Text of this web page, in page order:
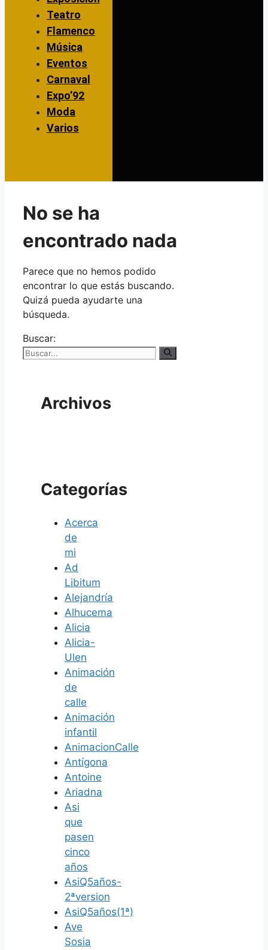
Teatro
Flamenco
Música
Eventos
Carnaval
Expo’92
Moda
Varios
No se ha
encontrado nada
Parece que no hemos podido
encontrar lo que estás buscando.
Quizá pueda ayudarte una
búsqueda.
Buscar:
Archivos
Categorías
Acerca
de
mi
Ad
Libitum
Alejandría
Alhucema
Alicia
Alicia-
Ulen
Animación
de
calle
Animación
infantil
AnimacionCalle
Antígona
Antoine
Ariadna
Asi
que
pasen
cinco
años
AsiQ5años-
2ªversion
AsiQ5años(1ª)
Ave
Sosia